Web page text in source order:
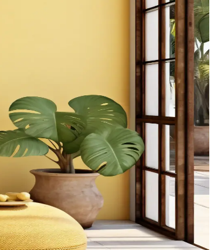
seçimi mekanın atmosferini dengeler.
Doğru yerleşimle oda dengeli hale geliyor.
şekillerde değerlendirilebilir.
alanlar fonksiyonel ve estetik hale getirilebilir.